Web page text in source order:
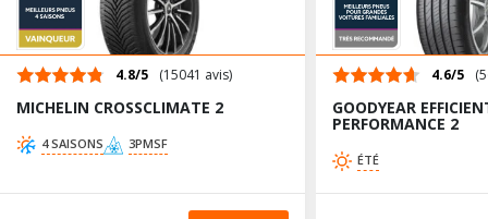
4.8/5 (15041 avis)
MICHELIN CROSSCLIMATE 2
4 SAISONS 3PMSF
4.6/5
GOODYEAR
PERFORMANCE 2
ÉTÉ